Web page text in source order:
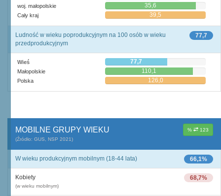
woj. małopolskie 35,6
Cały kraj 39,5
77,7
Ludność w wieku poprodukcyjnym na 100 osób w wieku
przedprodukcyjnym
Wieś 77,7
Małopolskie 110,1
Polska 126,0
% 123
MOBILNE GRUPY WIEKU
(Źródło: GUS, NSP 2021)
66,1%
W wieku produkcyjnym mobilnym (18-44 lata)
68,7%
Kobiety
(w wieku mobilnym)